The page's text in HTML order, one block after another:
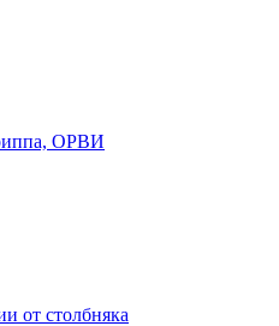
ОРВИ
от столбняка